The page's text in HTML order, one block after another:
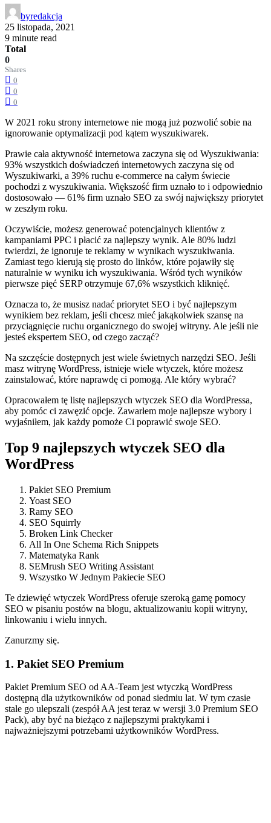
byredakcja
25 listopada, 2021
9 minute read
Total
0
Shares
0
0
0
W 2021 roku strony internetowe nie mogą już pozwolić sobie na
ignorowanie optymalizacji pod kątem wyszukiwarek.
Prawie cała aktywność internetowa zaczyna się od Wyszukiwania:
93% wszystkich doświadczeń internetowych zaczyna się od
Wyszukiwarki, a 39% ruchu e-commerce na całym świecie
pochodzi z wyszukiwania. Większość firm uznało to i odpowiednio
dostosowało — 61% firm uznało SEO za swój największy priorytet
w zeszłym roku.
Oczywiście, możesz generować potencjalnych klientów z
kampaniami PPC i płacić za najlepszy wynik. Ale 80% ludzi
twierdzi, że ignoruje te reklamy w wynikach wyszukiwania.
Zamiast tego kierują się prosto do linków, które pojawiły się
naturalnie w wyniku ich wyszukiwania. Wśród tych wyników
pierwsze pięć SERP otrzymuje 67,6% wszystkich kliknięć.
Oznacza to, że musisz nadać priorytet SEO i być najlepszym
wynikiem bez reklam, jeśli chcesz mieć jakąkolwiek szansę na
przyciągnięcie ruchu organicznego do swojej witryny. Ale jeśli nie
jesteś ekspertem SEO, od czego zacząć?
Na szczęście dostępnych jest wiele świetnych narzędzi SEO. Jeśli
masz witrynę WordPress, istnieje wiele wtyczek, które możesz
zainstalować, które naprawdę ci pomogą. Ale który wybrać?
Opracowałem tę listę najlepszych wtyczek SEO dla WordPressa,
aby pomóc ci zawęzić opcje. Zawarłem moje najlepsze wybory i
wyjaśniłem, jak każdy pomoże Ci poprawić swoje SEO.
Top 9 najlepszych wtyczek SEO dla
WordPress
Pakiet SEO Premium
Yoast SEO
Ramy SEO
SEO Squirrly
Broken Link Checker
All In One Schema Rich Snippets
Matematyka Rank
SEMrush SEO Writing Assistant
Wszystko W Jednym Pakiecie SEO
Te dziewięć wtyczek WordPress oferuje szeroką gamę pomocy
SEO w pisaniu postów na blogu, aktualizowaniu kopii witryny,
linkowaniu i wielu innych.
Zanurzmy się.
1. Pakiet SEO Premium
Pakiet Premium SEO od AA-Team jest wtyczką WordPress
dostępną dla użytkowników od ponad siedmiu lat. W tym czasie
stale go ulepszali (zespół AA jest teraz w wersji 3.0 Premium SEO
Pack), aby być na bieżąco z najlepszymi praktykami i
najważniejszymi potrzebami użytkowników WordPress.